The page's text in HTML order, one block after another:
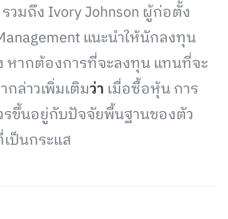
รวมถึง Ivory Johnson ผู้ก่อตั้ง
แนะนำให้นักลงทุน
หากต้องการที่จะลงทุน แทนที่จะ
กล่าวเพิ่มเติมว่า เมื่อซื้อหุ้น การ
ขึ้นอยู่กับปัจจัยพื้นฐานของตัว
ป็นกระแส